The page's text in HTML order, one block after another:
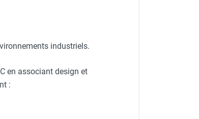
industriels.
en associant design et
: